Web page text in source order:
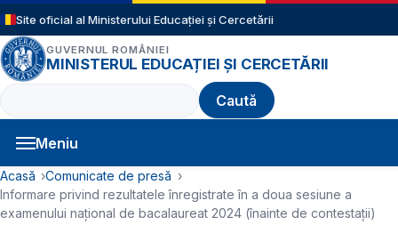
Sari la conținutul principal
Site oficial al Ministerului Educației și Cercetării
GUVERNUL ROMÂNIEI
MINISTERUL EDUCAȚIEI ȘI CERCETĂRII
Caută
Meniu
Navigație principală
Cale de navigare
Acasă
Comunicate de presă
Informare privind rezultatele înregistrate în a doua sesiune a
examenului național de bacalaureat 2024 (înainte de contestații)